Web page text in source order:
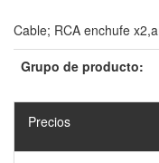
Cable; RCA enchufe
Grupo de producto:
Precios